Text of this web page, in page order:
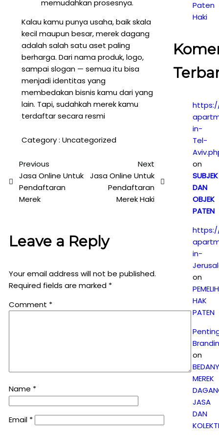
memudahkan prosesnya.
Kalau kamu punya usaha, baik skala
kecil maupun besar, merek dagang
adalah salah satu aset paling
berharga. Dari nama produk, logo,
sampai slogan — semua itu bisa
menjadi identitas yang
membedakan bisnis kamu dari yang
lain. Tapi, sudahkah merek kamu
terdaftar secara resmi
Category : Uncategorized
Previous
Jasa Online Untuk
Pendaftaran
Merek
Next
Jasa Online Untuk
Pendaftaran
Merek Haki
Leave a Reply
Your email address will not be published.
Required fields are marked *
Comment *
Name *
Email *
Paten
Haki
in-
Tel-
on
SUBJEK
DAN
OBJEK
PATEN
in-
on
HAK
PATEN
on
MEREK
JASA
DAN